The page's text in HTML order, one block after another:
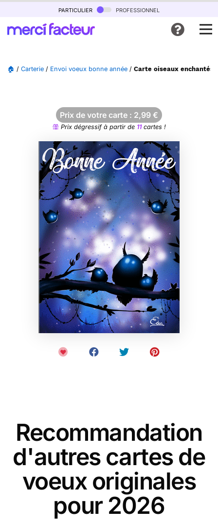
particulier professionnel
🏠 / Carterie / Envoi voeux bonne année / Carte oiseaux enchantés
Prix de votre carte : 2,99 €
Prix dégressif à partir de 11cartes !
Recommandation
d'autres cartes de
voeux originales
pour 2026